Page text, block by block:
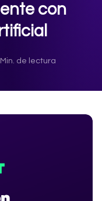
con
de lectura